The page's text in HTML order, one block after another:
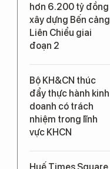
hơn 6.200 tỷ đồng
xây dựng Bến cảng
Liên Chiểu giai
đoạn 2
Bộ KH&CN thúc
đẩy thực hành kinh
doanh có trách
nhiệm trong lĩnh
vực KHCN